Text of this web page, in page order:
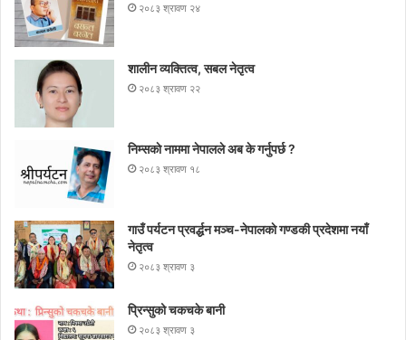
२०८३ श्रावण २४
शालीन व्यक्तित्व, सबल नेतृत्व
२०८३ श्रावण २२
निम्सकाे नाममा नेपालले अब के गर्नुपर्छ ?
२०८३ श्रावण १८
गाउँ पर्यटन प्रवर्द्धन मञ्च-नेपालकाे गण्डकी प्रदेशमा नयाँ
नेतृत्व
२०८३ श्रावण ३
प्रिन्सुको चकचके बानी
२०८३ श्रावण ३